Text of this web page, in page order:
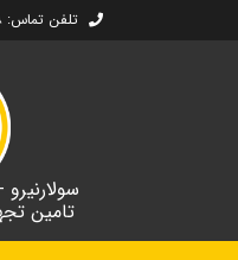
تلفن تماس: ۰۹۱۰۱۶۸۱۱۳۸ - ۰۲۱۸۸۴۵۸۶۱۹ - ۰۲۱۸۶۱۲۵۹۱۵
تامین